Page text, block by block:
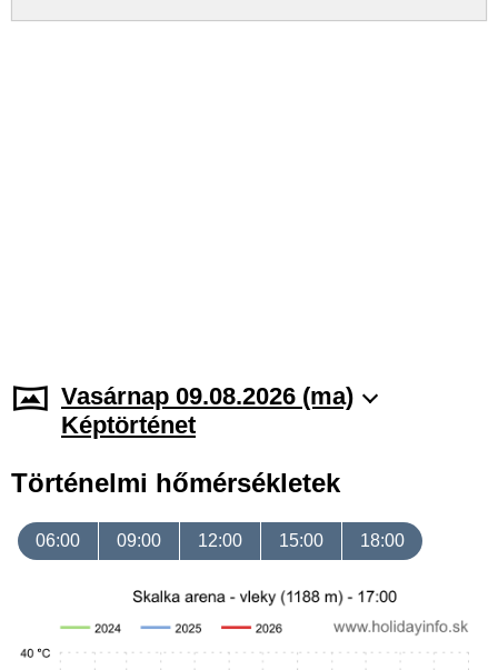
Vasárnap 09.08.2026 (ma)
Képtörténet
Történelmi hőmérsékletek
06:00 09:00 12:00 15:00 18:00